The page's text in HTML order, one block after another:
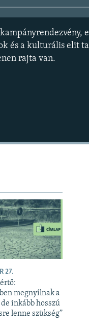
és a kulturális elit
rajta van.
27.
megnyílnak a
inkább hosszú
lenne szükség”